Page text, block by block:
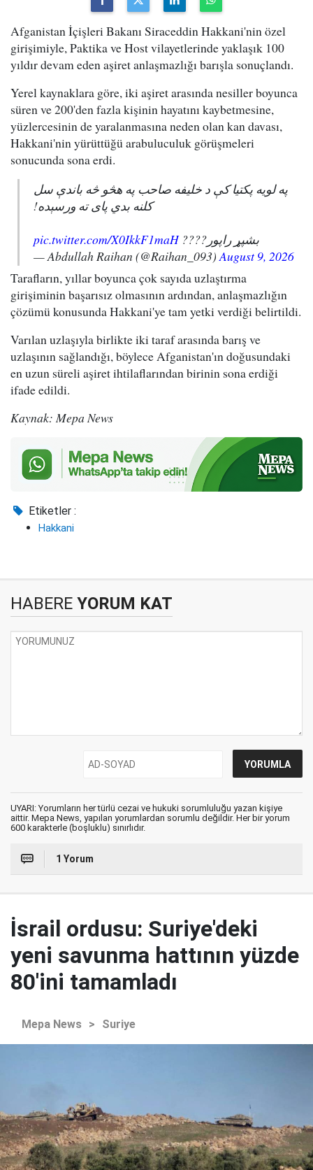
Afganistan İçişleri Bakanı Siraceddin Hakkani'nin özel
girişimiyle, Paktika ve Host vilayetlerinde yaklaşık 100
yıldır devam eden aşiret anlaşmazlığı barışla sonuçlandı.
Yerel kaynaklara göre, iki aşiret arasında nesiller boyunca
süren ve 200'den fazla kişinin hayatını kaybetmesine,
yüzlercesinin de yaralanmasına neden olan kan davası,
Hakkani'nin yürüttüğü arabuluculuk görüşmeleri
sonucunda sona erdi.
په لویه پکتیا کې د خلیفه صاحب په هڅو څه باندې سل
کلنه بدي پای ته ورسېده!
بشپړ راپور????pic.twitter.com/X0IkkF1maH
— Abdullah Raihan (@Raihan_093)August 9, 2026
Tarafların, yıllar boyunca çok sayıda uzlaştırma
girişiminin başarısız olmasının ardından, anlaşmazlığın
çözümü konusunda Hakkani'ye tam yetki verdiği belirtildi.
Varılan uzlaşıyla birlikte iki taraf arasında barış ve
uzlaşının sağlandığı, böylece Afganistan'ın doğusundaki
en uzun süreli aşiret ihtilaflarından birinin sona erdiği
ifade edildi.
Kaynak: Mepa News
Etiketler :
Hakkani
HABERE YORUM KAT
UYARI: Yorumların her türlü cezai ve hukuki sorumluluğu yazan kişiye
aittir. Mepa News, yapılan yorumlardan sorumlu değildir. Her bir yorum
600 karakterle (boşluklu) sınırlıdır.
1 Yorum
İsrail ordusu: Suriye'deki
yeni savunma hattının yüzde
80'ini tamamladı
Mepa News > Suriye